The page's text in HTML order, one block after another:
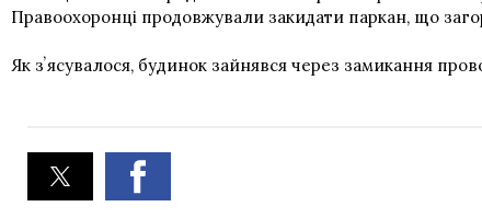
Правоохоронці продовжували закидати паркан, що
Як зʼясувалося, будинок зайнявся через замикання